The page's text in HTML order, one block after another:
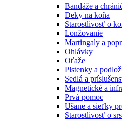
Bandáže a
Deky na koňa
Starostlivosť o
Lonžovanie
Martingaly a
Ohlávky
Oťaže
Plstenky a
Sedlá a
Magnetické a
Prvá pomoc
Ušane a sieťky
Starostlivosť o